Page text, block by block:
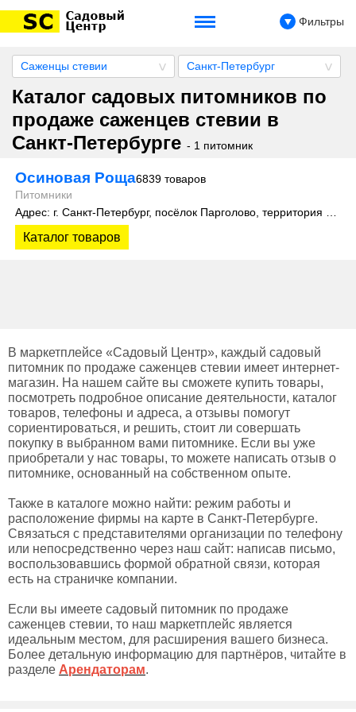
Фильтры
Саженцы стевии Санкт-Петербург
Каталог садовых питомников по
продаже саженцев стевии в
Санкт-Петербурге - 1 питомник
Осиновая Роща6839 товаров
Питомники
Каталог товаров
В маркетплейсе «Садовый Центр», каждый садовый
питомник по продаже саженцев стевии имеет интернет-
магазин. На нашем сайте вы сможете купить товары,
посмотреть подробное описание деятельности, каталог
товаров, телефоны и адреса, а отзывы помогут
сориентироваться, и решить, стоит ли совершать
покупку в выбранном вами питомнике. Если вы уже
приобретали у нас товары, то можете написать отзыв о
питомнике, основанный на собственном опыте.
Также в каталоге можно найти: режим работы и
расположение фирмы на карте в Санкт-Петербурге.
Связаться с представителями организации по телефону
или непосредственно через наш сайт: написав письмо,
воспользовавшись формой обратной связи, которая
есть на страничке компании.
Если вы имеете садовый питомник по продаже
саженцев стевии, то наш маркетплейс является
идеальным местом, для расширения вашего бизнеса.
Более детальную информацию для партнёров, читайте в
разделе Арендаторам.